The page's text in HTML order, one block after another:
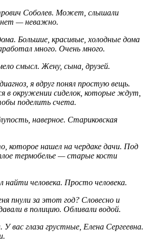
Соболев. Может, слышали
— неважно.
Большие, красивые, холодные дома
много. Очень много.
смысл. Жену, сына, друзей.
я вдруг понял простую вещь.
в окружении сиделок, которые ждут,
поделить счета.
наверное. Стариковская
которое нашел на чердаке дачи. Под
термобелье — старые кости
человека. Просто человека.
пнули за этот год? Словесно и
в полицию. Обливали водой.
вас глаза грустные, Елена Сергеевна.